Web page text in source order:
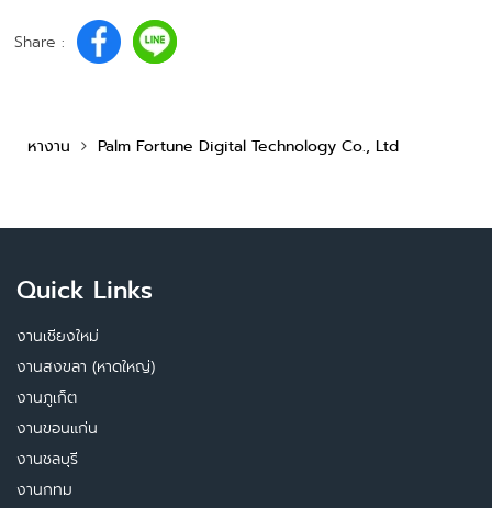
Share :
หางาน Palm Fortune Digital Technology Co., Ltd
Quick Links
งานเชียงใหม่
งานสงขลา (หาดใหญ่)
งานภูเก็ต
งานขอนแก่น
งานชลบุรี
งานกทม